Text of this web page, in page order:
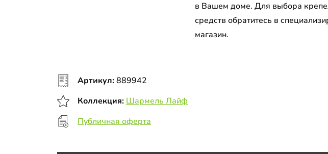
в Вашем доме. Для выбора
средств обратитесь в
магазин.
Артикул:889942
Коллекция: Шармель Лайф
Публичная оферта